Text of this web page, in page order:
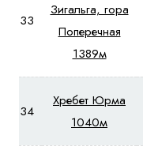
33
Зигальга, гора
Поперечная
1389м
34
Хребет Юрма
1040м